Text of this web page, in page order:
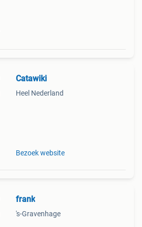
Catawiki
Heel Nederland
Bezoek website
frank
's-Gravenhage